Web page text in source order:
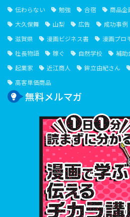
伝わらない
勉強 合宿 商品企
大久保舞
山梨 広告 成功事例
滋賀県
漫画ビジネス書 漫画プロ
社長物語
稼ぐ 自然学校 補助
起業家
近江商人 鉾立由紀さん
高客単価商品
無料メルマガ